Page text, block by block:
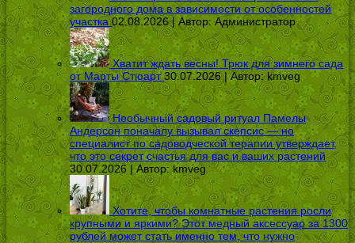
загородного дома в зависимости от особенностей
участка 02.08.2026 | Автор:Администратор
Хватит ждать весны! Трюк для зимнего сада
от Марты Стюарт 30.07.2026 | Автор: kmveg
Необычный садовый ритуал Памелы
Андерсон поначалу вызывал скепсис — но
специалист по садоводческой терапии утверждает,
что это секрет счастья для вас и ваших растений
30.07.2026 | Автор: kmveg
Хотите, чтобы комнатные растения росли
крупными и яркими? Этот медный аксессуар за 1300
рублей может стать именно тем, что нужно